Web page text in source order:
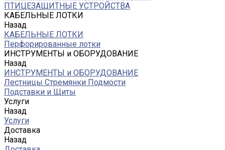
ПТИЦЕЗАЩИТНЫЕ УСТРОЙСТВА
КАБЕЛЬНЫЕ ЛОТКИ
Назад
КАБЕЛЬНЫЕ ЛОТКИ
Перфорированные лотки
ИНСТРУМЕНТЫ и ОБОРУДОВАНИЕ
Назад
ИНСТРУМЕНТЫ и ОБОРУДОВАНИЕ
Лестницы Стремянки Подмости
Подставки и Щиты
Услуги
Назад
Услуги
Доставка
Назад